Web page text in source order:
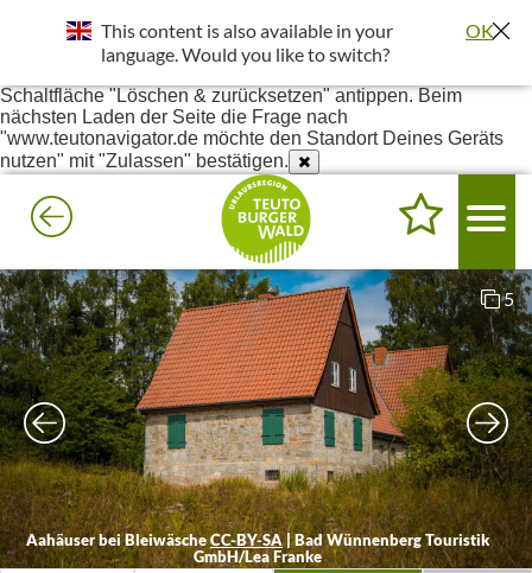
um bessere Ergebnisse in deiner Umgebung darzustellen.
Einstellungen - Website-Einstellungen - Ort - Unter Blockiert
Schaltfläche "Löschen & zurücksetzen" antippen. Beim
nächsten Laden der Seite die Frage nach
"www.teutonavigator.de möchte den Standort Deines Geräts
nutzen" mit "Zulassen" bestätigen.
Aahäuser bei BleiwäscheCC-BY-SA|Bad Wünnenberg Touristik
GmbH/Lea Franke
5
This content is also available in your
language. Would you like to switch?
OK